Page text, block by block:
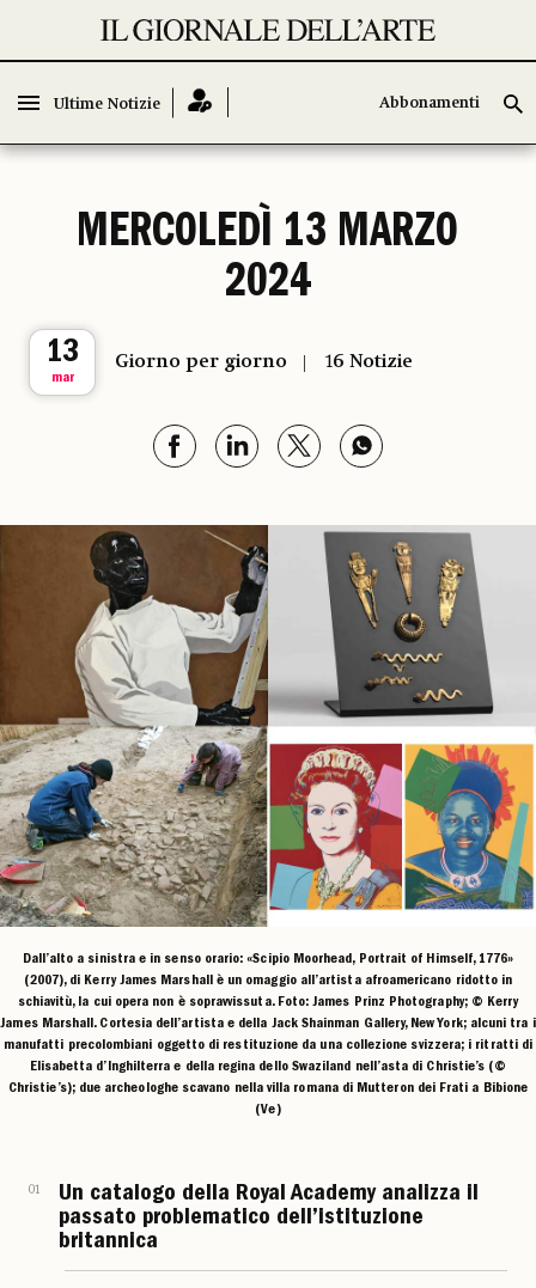
Ultime Notizie Abbonamenti
Ultime Notizie Abbonamenti
MERCOLEDÌ 13 MARZO
2024
13
mar
Giorno per giorno 16 Notizie
Dall’alto a sinistra e in senso orario: «Scipio Moorhead, Portrait of Himself, 1776»
(2007), di Kerry James Marshall è un omaggio all’artista afroamericano ridotto in
schiavitù, la cui opera non è sopravvissuta. Foto: James Prinz Photography; © Kerry
James Marshall. Cortesia dell’artista e della Jack Shainman Gallery, New York; alcuni tra i
manufatti precolombiani oggetto di restituzione da una collezione svizzera; i ritratti di
Elisabetta d’Inghilterra e della regina dello Swaziland nell’asta di Christie’s (©
Christie’s); due archeologhe scavano nella villa romana di Mutteron dei Frati a Bibione
(Ve)
01
Un catalogo della Royal Academy analizza il
passato problematico dell’istituzione
britannica